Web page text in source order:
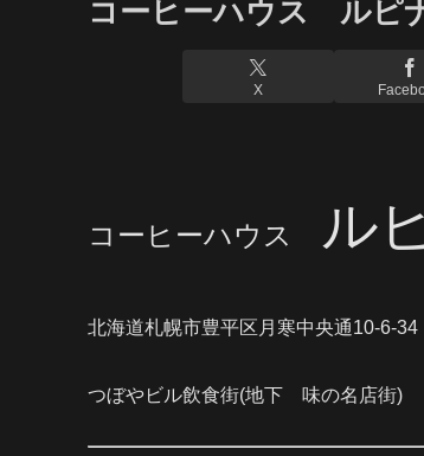
コーヒーハウス ルピ
X
コーヒーハウス ル
北海道札幌市豊平区月寒中央通10-6-
つぼやビル飲食街(地下 味の名店街)